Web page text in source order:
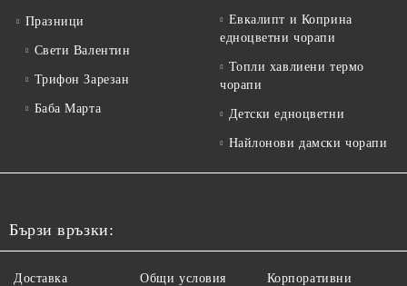
Празници
Свети Валентин
Трифон Зарезан
Баба Марта
Евкалипт и Коприна
едноцветни чорапи
Топли хавлиени термо
чорапи
Детски едноцветни
Найлонови дамски чорапи
Бързи връзки:
Доставка Общи условия
Корпоративни